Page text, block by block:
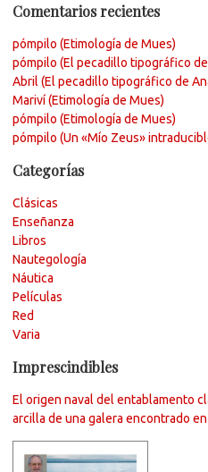
Comentarios recientes
pómpilo (Etimología de Mues)
pómpilo (El pecadillo tipográfico de
Abril (El pecadillo tipográfico de
Mariví (Etimología de Mues)
pómpilo (Etimología de Mues)
pómpilo (Un «Mío Zeus»
Categorías
Clásicas
Enseñanza
Libros
Nautegología
Náutica
Películas
Red
Varia
Imprescindibles
El origen naval del entablamento
arcilla de una galera encontrado en